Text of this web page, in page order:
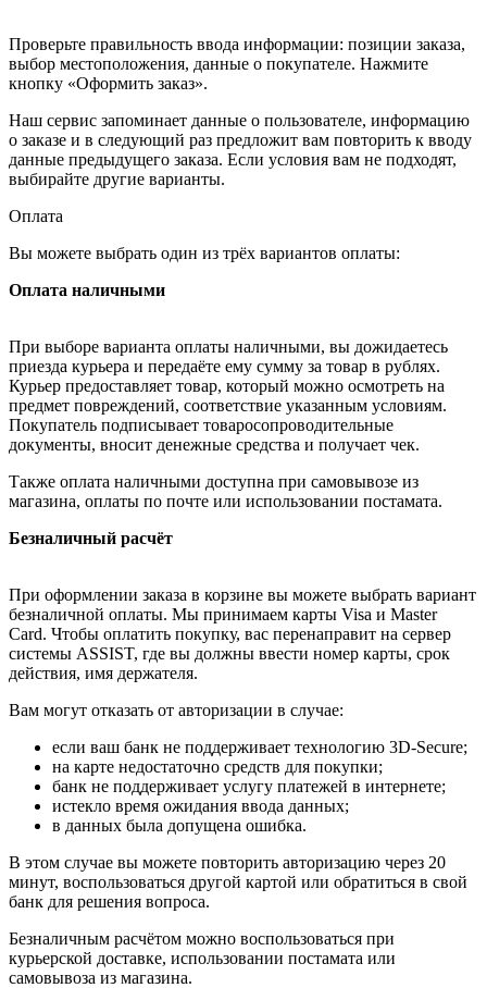
Проверьте правильность ввода информации: позиции заказа,
выбор местоположения, данные о покупателе. Нажмите
кнопку «Оформить заказ».
Наш сервис запоминает данные о пользователе, информацию
о заказе и в следующий раз предложит вам повторить к вводу
данные предыдущего заказа. Если условия вам не подходят,
выбирайте другие варианты.
Оплата
Вы можете выбрать один из трёх вариантов оплаты:
Оплата наличными
При выборе варианта оплаты наличными, вы дожидаетесь
приезда курьера и передаёте ему сумму за товар в рублях.
Курьер предоставляет товар, который можно осмотреть на
предмет повреждений, соответствие указанным условиям.
Покупатель подписывает товаросопроводительные
документы, вносит денежные средства и получает чек.
Также оплата наличными доступна при самовывозе из
магазина, оплаты по почте или использовании постамата.
Безналичный расчёт
При оформлении заказа в корзине вы можете выбрать вариант
безналичной оплаты. Мы принимаем карты Visa и Master
Card. Чтобы оплатить покупку, вас перенаправит на сервер
системы ASSIST, где вы должны ввести номер карты, срок
действия, имя держателя.
Вам могут отказать от авторизации в случае:
если ваш банк не поддерживает технологию 3D-Secure;
на карте недостаточно средств для покупки;
банк не поддерживает услугу платежей в интернете;
истекло время ожидания ввода данных;
в данных была допущена ошибка.
В этом случае вы можете повторить авторизацию через 20
минут, воспользоваться другой картой или обратиться в свой
банк для решения вопроса.
Безналичным расчётом можно воспользоваться при
курьерской доставке, использовании постамата или
самовывоза из магазина.